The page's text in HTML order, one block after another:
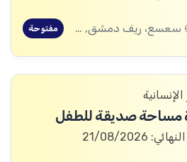
سعسع، ريف دمشق, قدسيا، ريف دمشق, قطنا، ريف دمشق, مضايا، ريف دمشق, الديماس، ريف دمشق, سرغايا، ريف دمشق, بيت جن، ريف دمشق, عين الفيجة، ريف دمشق مفتوحة
صديقة للطفل
21/08/2026